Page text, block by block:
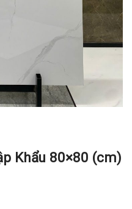
Khẩu 80×80 (cm)